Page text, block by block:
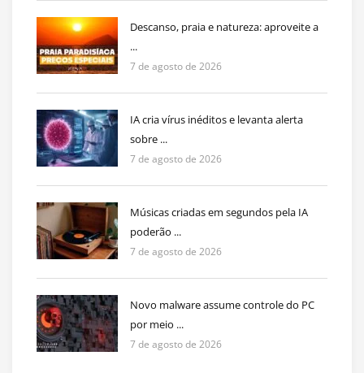
Descanso, praia e natureza: aproveite a
...
7 de agosto de 2026
IA cria vírus inéditos e levanta alerta
sobre ...
7 de agosto de 2026
Músicas criadas em segundos pela IA
poderão ...
7 de agosto de 2026
Novo malware assume controle do PC
por meio ...
7 de agosto de 2026